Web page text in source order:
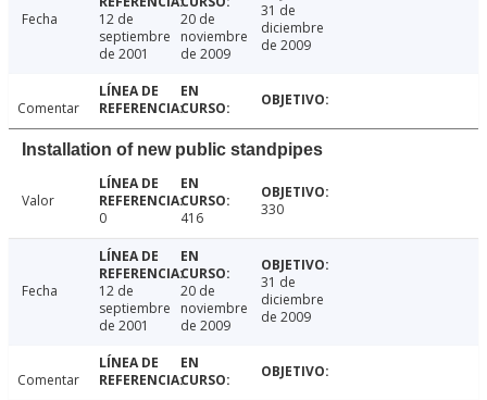
Fecha
12 de
septiembre
de 2001
20 de
noviembre
de 2009
31 de
diciembre
de 2009
Comentar
Installation of new public standpipes
Valor
0
416 330
Fecha
12 de
septiembre
de 2001
20 de
noviembre
de 2009
31 de
diciembre
de 2009
Comentar